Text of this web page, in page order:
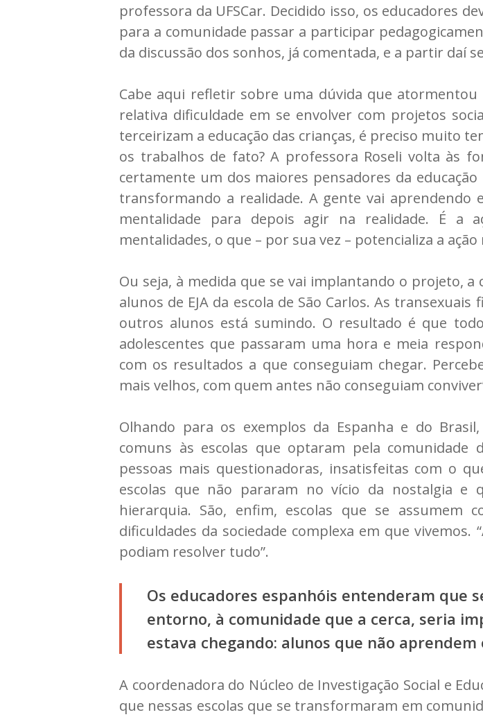
professora da UFSCar. Decidido isso, os educadores
para a comunidade passar a participar
da discussão dos sonhos, já comentada, e a partir daí
Cabe aqui refletir sobre uma dúvida que
relativa dificuldade em se envolver com projetos
terceirizam a educação das crianças, é preciso muito
os trabalhos de fato? A professora Roseli volta às
certamente um dos maiores pensadores da
transformando a realidade. A gente vai
mentalidade para depois agir na realidade. É a
mentalidades, o que – por sua vez – potencializa a
Ou seja, à medida que se vai implantando o projeto,
alunos de EJA da escola de São Carlos. As
outros alunos está sumindo. O resultado é que
adolescentes que passaram uma hora e meia
com os resultados a que conseguiam chegar.
mais velhos, com quem antes não conseguiam
Olhando para os exemplos da Espanha e do
comuns às escolas que optaram pela comunidade
pessoas mais questionadoras, insatisfeitas com o
escolas que não pararam no vício da nostalgia e
hierarquia. São, enfim, escolas que se
dificuldades da sociedade complexa em que
podiam resolver tudo”.
Os educadores espanhóis entenderam que
entorno, à comunidade que a cerca, seria
estava chegando: alunos que não
A coordenadora do Núcleo de Investigação Social e
que nessas escolas que se transformaram em